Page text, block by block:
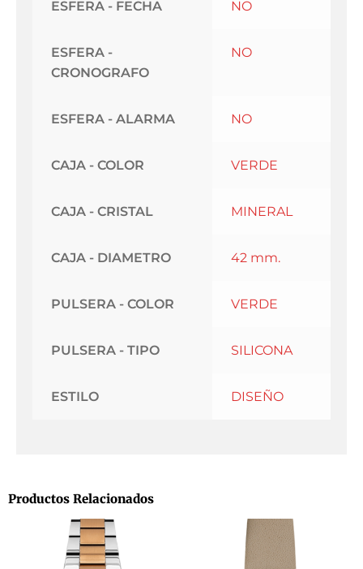
ESFERA - FECHA NO
ESFERA -
CRONOGRAFO
NO
ESFERA - ALARMA NO
CAJA - COLOR VERDE
CAJA - CRISTAL MINERAL
CAJA - DIAMETRO 42 mm.
PULSERA - COLOR VERDE
PULSERA - TIPO SILICONA
ESTILO DISEÑO
Productos Relacionados